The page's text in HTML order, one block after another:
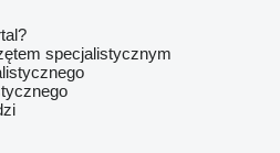
specjalistycznym